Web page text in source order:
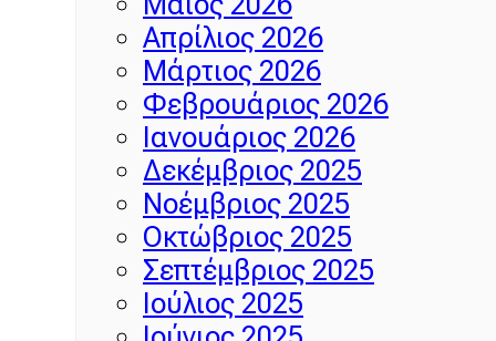
Απρίλιος 2026
Μάρτιος 2026
Φεβρουάριος 2026
Ιανουάριος 2026
Δεκέμβριος 2025
Νοέμβριος 2025
Οκτώβριος 2025
Σεπτέμβριος 2025
Ιούλιος 2025